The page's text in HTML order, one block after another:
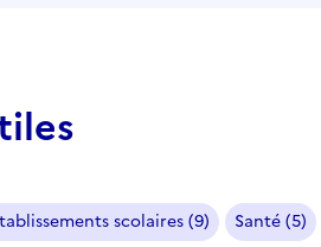
scolaires (9) Santé (5)